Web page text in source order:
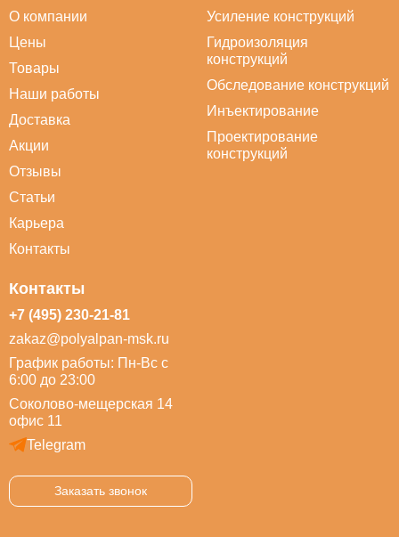
О компании
Цены
Товары
Наши работы
Доставка
Акции
Отзывы
Статьи
Карьера
Контакты
Усиление конструкций
Гидроизоляция
конструкций
Обследование конструкций
Инъектирование
Проектирование
конструкций
Контакты
+7 (495) 230-21-81
zakaz@polyalpan-msk.ru
График работы: Пн-Вс с
6:00 до 23:00
Соколово-мещерская 14
офис 11
Telegram
Заказать звонок